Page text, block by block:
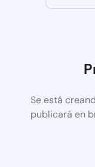
Se está
publicará en